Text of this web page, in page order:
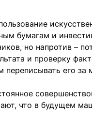
бумагам и
но напротив –
и проверку
переписывать его за
что в будущем